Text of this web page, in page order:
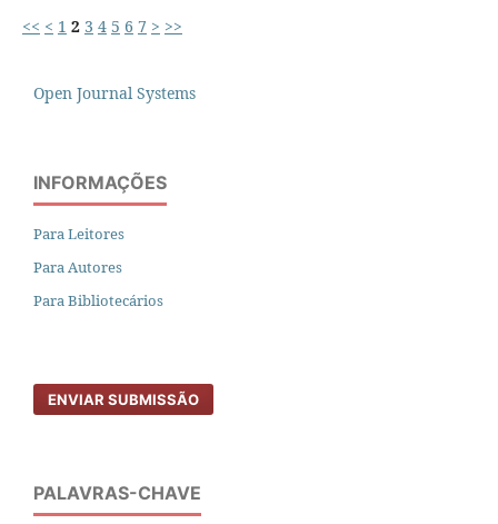
<< < 1 2 3 4 5 6 7 > >>
Open Journal Systems
INFORMAÇÕES
Para Leitores
Para Autores
Para Bibliotecários
ENVIAR SUBMISSÃO
PALAVRAS-CHAVE